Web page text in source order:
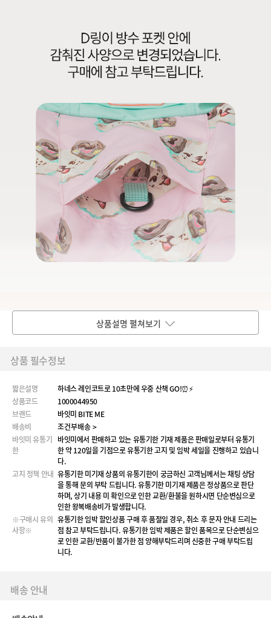
상품설명 펼쳐보기
상품 필수정보
짧은설명
하네스 레인코트로 10초만에 우중 산책 GO!⏰⚡
상품코드
1000044950
브랜드
바잇미 BITE ME
배송비
조건부배송 >
바잇미 유통기
한
바잇미에서 판매하고 있는 유통기한 기재 제품은 판매일로부터 유통기
한 약 120일을 기점으로 유통기한 고지 및 임박 세일을 진행하고 있습니
다.
고지 정책 안내 유통기한 미기재 상품의 유통기한이 궁금하신 고객님께서는 채팅 상담
을 통해 문의 부탁 드립니다. 유통기한 미기재 제품은 정상품으로 판단
하며, 상기 내용 미 확인으로 인한 교환/환불을 원하시면 단순변심으로
인한 왕복배송비가 발생합니다.
※구매시 유의
사항※
유통기한 임박 할인상품 구매 후 품절일 경우, 취소 후 문자 안내 드리는
점 참고 부탁드립니다. 유통기한 임박 제품은 할인 품목으로 단순변심으
로 인한 교환/반품이 불가한 점 양해부탁드리며 신중한 구매 부탁드립
니다.
배송 안내